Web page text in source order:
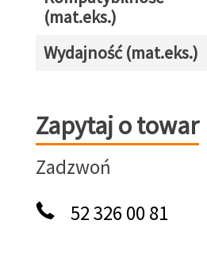
(mat.eks.)
Wydajność (mat.eks.)
Zapytaj o towar
Zapytaj o towar
Zadzwoń
52 326 00 81